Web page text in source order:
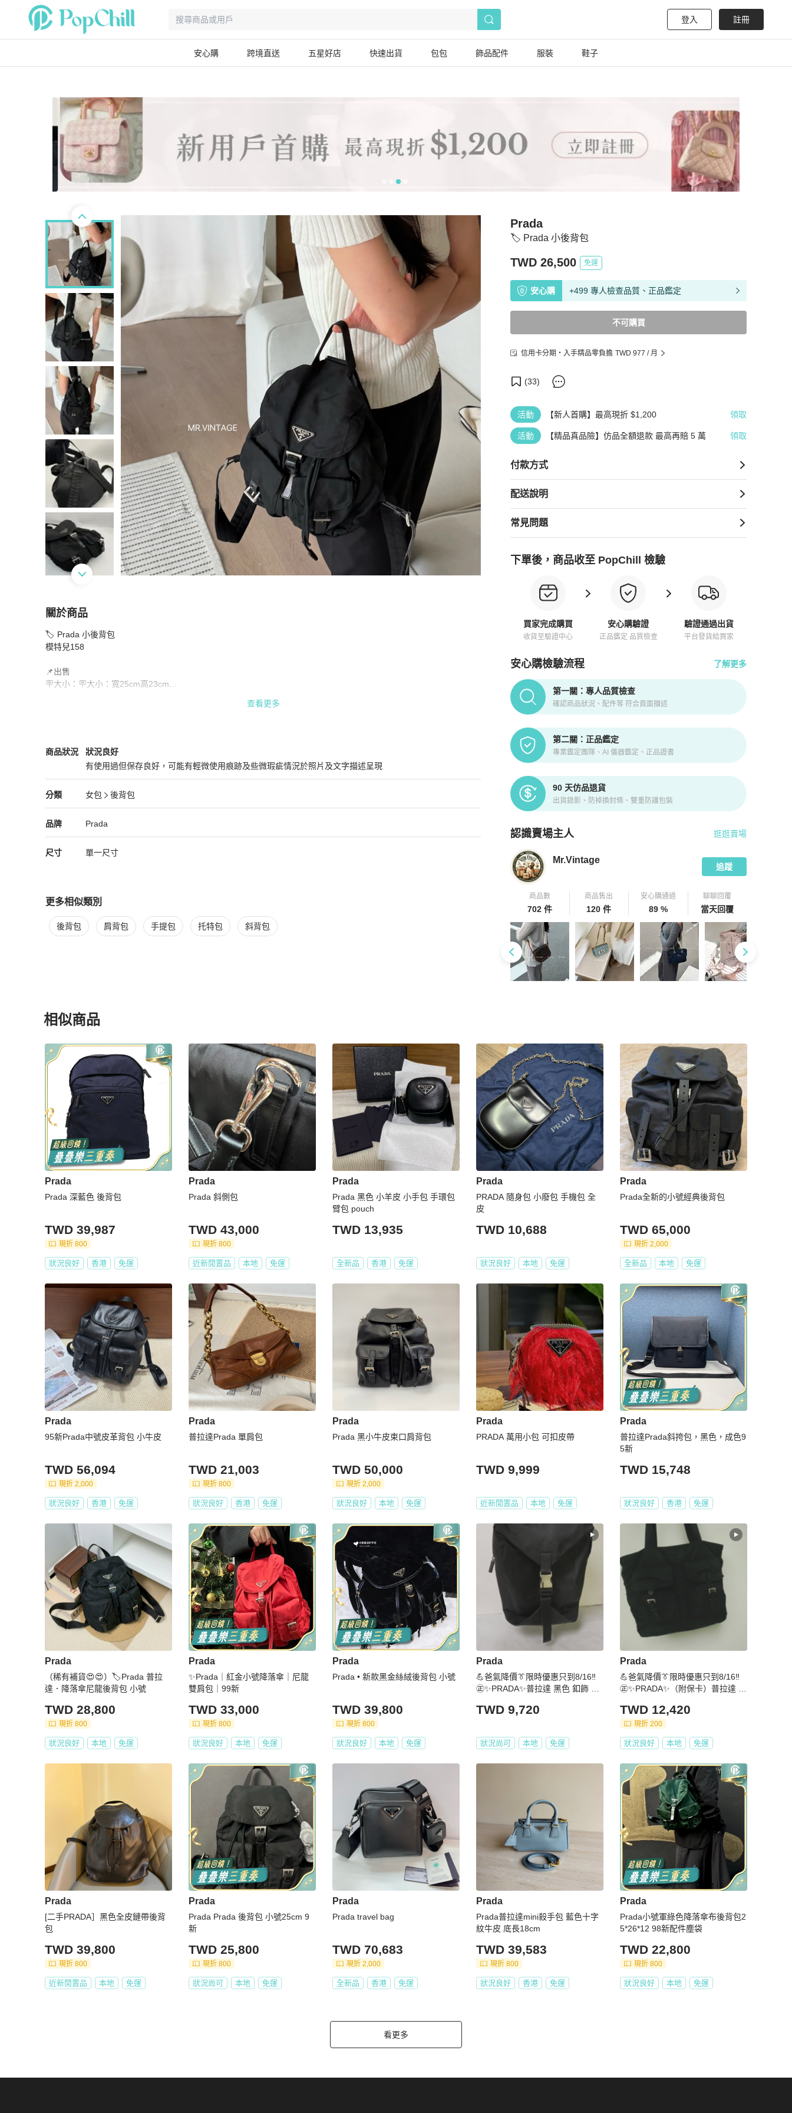
登入 註冊
安心購 跨境直送 五星好店 快速出貨 包包 飾品配件 服裝 鞋子
🏷️ Prada 小後背包
Prada
TWD 26,500 免運
安心購 +499 專人檢查品質、正品鑑定
不可購買
信用卡分期・入手精品零負擔 TWD 977 / 月
(33)
活動 【新人首購】最高現折 $1,200 領取
活動 【精品真品險】仿品全額退款 最高再賠 5 萬 領取
付款方式
配送說明
常見問題
下單後，商品收至 PopChill 檢驗
買家完成購買
收貨至驗證中心
安心購驗證
正品鑑定 品質檢查
驗證通過出貨
平台發貨給買家
安心購檢驗流程 了解更多
PopChill拍拍圈正品驗證、安心購檢驗流程介紹
第一關：專人品質檢查
確認商品狀況、配件等 符合頁面描述
第二關：正品鑑定
專業鑑定團隊、AI 儀器鑑定、正品證書
90 天仿品退貨
出貨錄影、防掉換封條、雙重防護包裝
認識賣場主人
PopChill 拍拍圈嚴選賣家
逛逛賣場
Mr.Vintage
追蹤
商品數
702 件
商品售出
120 件
安心購通過
89 %
聊聊回覆
當天回覆
關於商品
關於🏷️ Prada 小後背包
🏷️ Prada 小後背包
模特兒158
📌出售
🪧大小：🪧大小：寬25cm高23cm
Rank A（每個人對於新舊定義不同已照片為主）
🪧配件：
▪️商品來自日本正規中古店，
本店均為正品有專業鑒定師鑒定
查看更多
商品狀況
Prada女包 商品狀態與細節
狀況良好
有使用過但保存良好，可能有輕微使用痕跡及些微瑕疵情況於照片及文字描述呈現
狀況良好
分類
Prada 分類資訊
女包
後背包
女包/後背包推薦
品牌
Prada 女包品牌介紹
Prada
Prada 推薦清單
尺寸 單一尺寸
更多相似類別
更多Prada 女包相似商品推薦
後背包 肩背包 手提包 托特包 斜背包
相似商品
更多相似Prada女包推薦精品
Prada
Prada 深藍色 後背包
TWD 39,987
現折 800
狀況良好 香港 免運
Prada
Prada 斜側包
TWD 43,000
現折 800
近新閒置品 本地 免運
Prada
Prada 黑色 小羊皮 小手包 手環包
臂包 pouch
TWD 13,935
全新品 香港 免運
Prada
PRADA 隨身包 小廢包 手機包 全
皮
TWD 10,688
狀況良好 本地 免運
Prada
Prada全新的小號經典後背包
TWD 65,000
現折 2,000
全新品 本地 免運
Prada
95新Prada中號皮革背包 小牛皮
TWD 56,094
現折 2,000
狀況良好 香港 免運
Prada
普拉達Prada 單肩包
TWD 21,003
現折 800
狀況良好 香港 免運
Prada
Prada 黑小牛皮束口肩背包
TWD 50,000
現折 2,000
狀況良好 本地 免運
Prada
PRADA 萬用小包 可扣皮帶
TWD 9,999
近新閒置品 本地 免運
Prada
普拉達Prada斜挎包，黑色，成色9
5新
TWD 15,748
狀況良好 香港 免運
Prada
（稀有補貨😍😍）🏷️Prada 普拉
達．降落傘尼龍後背包 小號
TWD 28,800
現折 800
狀況良好 本地 免運
Prada
✨Prada｜紅金小號降落傘｜尼龍
雙肩包｜99新
TWD 33,000
現折 800
狀況良好 本地 免運
Prada
Prada • 新款黑金絲絨後背包 小號
TWD 39,800
現折 800
狀況良好 本地 免運
Prada
💪爸氣降價👔限時優惠只到8/16‼️
㊣✨PRADA✨普拉達 黑色 釦飾 大
品/二手包/二手精品/保證正品🌳二
TWD 9,720
狀況尚可 本地 免運
Prada
💪爸氣降價👔限時優惠只到8/16‼️
㊣✨PRADA✨（附保卡）普拉達 黑
文件包 通勤包/二手包/二手精品/保
證正品🌳二手樹屋🌳
TWD 12,420
現折 200
狀況良好 本地 免運
Prada
[二手PRADA］黑色全皮鏈帶後背
包
TWD 39,800
現折 800
近新閒置品 本地 免運
Prada
Prada Prada 後背包 小號25cm 9
新
TWD 25,800
現折 800
狀況尚可 本地 免運
Prada
Prada travel bag
TWD 70,683
現折 2,000
全新品 香港 免運
Prada
Prada普拉達mini殺手包 藍色十字
紋牛皮 底長18cm
TWD 39,583
現折 800
狀況良好 香港 免運
Prada
Prada小號軍綠色降落傘布後背包2
5*26*12 98新配件塵袋
TWD 22,800
現折 800
狀況良好 本地 免運
看更多